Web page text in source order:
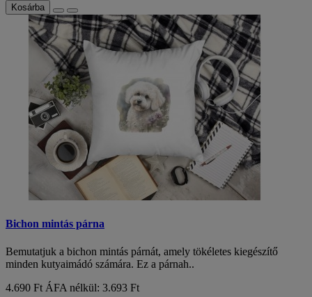
Kosárba
Bichon mintás párna
Bemutatjuk a bichon mintás párnát, amely tökéletes kiegészítő
minden kutyaimádó számára. Ez a párnah..
4.690 Ft ÁFA nélkül: 3.693 Ft